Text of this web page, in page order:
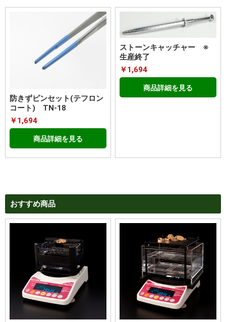
防きずピンセット(テフロン
コート) TN-18
￥1,694
商品詳細を見る
ストーンキャッチャー ※
生産終了
￥1,694
商品詳細を見る
おすすめ商品